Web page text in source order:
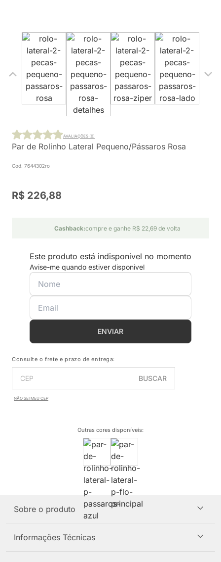
Par de Rolinho Lateral Pequeno/Pássaros Rosa
Cod. 7644302ro
AVALIAÇÕES (0)
R$ 226,88
Cashback:compre e ganhe R$ 22,69 de volta
Este produto está indisponivel no momento
Avise-me quando estiver disponivel
ENVIAR
Consulte o frete e prazo de entrega:
BUSCAR
NÃO SEI MEU CEP
Outras cores disponíveis:
Sobre o produto
Informações Técnicas